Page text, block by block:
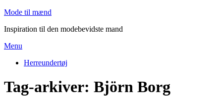
Skip
content
Mode til mænd
Inspiration til den modebevidste mand
Menu
PrimærHerreundertøj
Tag-arkiver: Björn Borg